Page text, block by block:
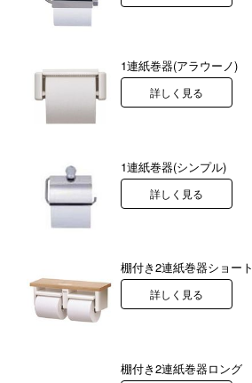
1連紙巻器(アラウーノ)
詳しく見る
1連紙巻器(シンプル)
詳しく見る
棚付き2連紙巻器ショート
詳しく見る
棚付き2連紙巻器ロング